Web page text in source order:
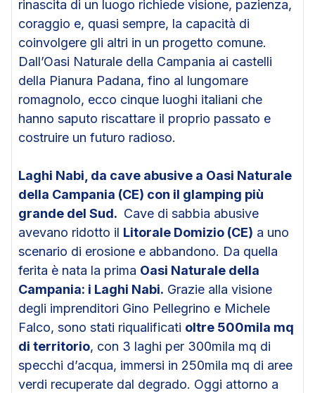
rinascita di un luogo richiede visione, pazienza,
coraggio e, quasi sempre, la capacità di
coinvolgere gli altri in un progetto comune.
Dall’Oasi Naturale della Campania ai castelli
della Pianura Padana, fino al lungomare
romagnolo, ecco cinque luoghi italiani che
hanno saputo riscattare il proprio passato e
costruire un futuro radioso.
Laghi Nabi, da cave abusive a Oasi Naturale
della Campania (CE) con il glamping più
grande del Sud. Cave di sabbia abusive
avevano ridotto il Litorale Domizio (CE) a uno
scenario di erosione e abbandono. Da quella
ferita è nata la prima Oasi Naturale della
Campania: i Laghi Nabi. Grazie alla visione
degli imprenditori Gino Pellegrino e Michele
Falco, sono stati riqualificati oltre 500mila mq
di territorio, con 3 laghi per 300mila mq di
specchi d’acqua, immersi in 250mila mq di aree
verdi recuperate dal degrado. Oggi attorno a